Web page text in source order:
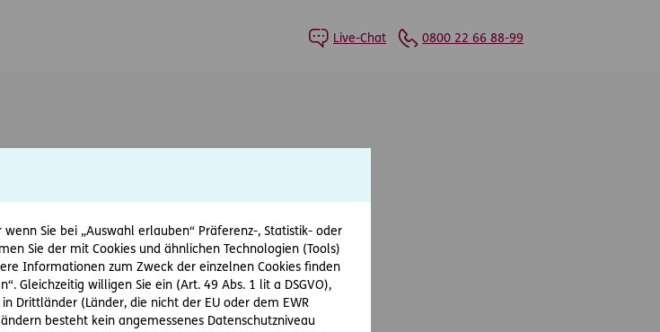
Sie bei „Auswahl erlauben“ Präferenz-, Statistik- oder
Sie der mit Cookies und ähnlichen Technologien (Tools)
Informationen zum Zweck der einzelnen Cookies finden
Gleichzeitig willigen Sie ein (Art. 49 Abs. 1 lit a DSGVO),
Drittländer (Länder, die nicht der EU oder dem EWR
besteht kein angemessenes Datenschutzniveau
Live-Chat 0800 22 66 88-99